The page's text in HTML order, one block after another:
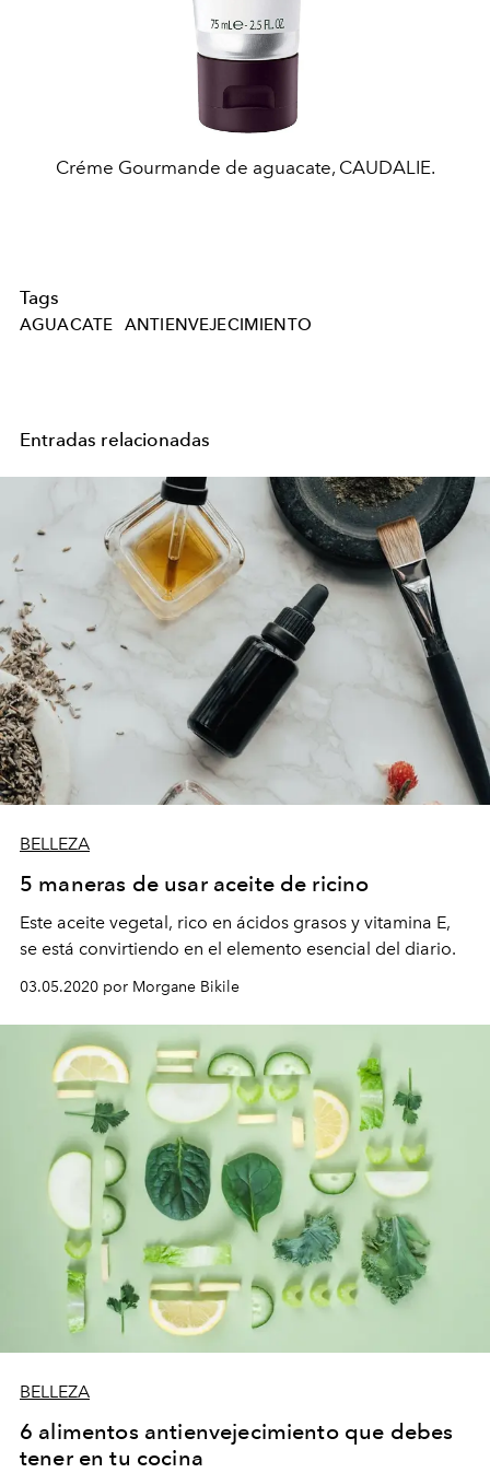
Créme Gourmande de aguacate, CAUDALIE.
Tags
AGUACATE ANTIENVEJECIMIENTO
Entradas relacionadas
BELLEZA
5 maneras de usar aceite de ricino
Este aceite vegetal, rico en ácidos grasos y vitamina E,
se está convirtiendo en el elemento esencial del diario.
03.05.2020 por Morgane Bikile
BELLEZA
6 alimentos antienvejecimiento que debes
tener en tu cocina